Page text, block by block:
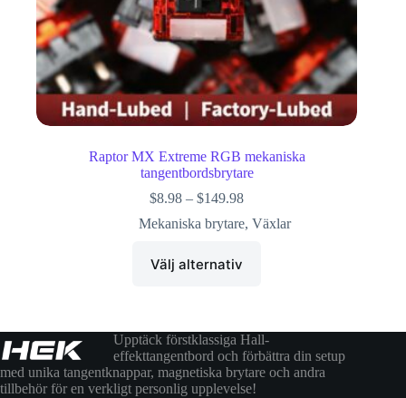
Raptor MX Extreme RGB mekaniska
tangentbordsbrytare
$8.98 – $149.98
Mekaniska brytare,Växlar
Välj alternativ
Upptäck förstklassiga Hall-
effekttangentbord och förbättra din setup
med unika tangentknappar, magnetiska brytare och andra
tillbehör för en verkligt personlig upplevelse!